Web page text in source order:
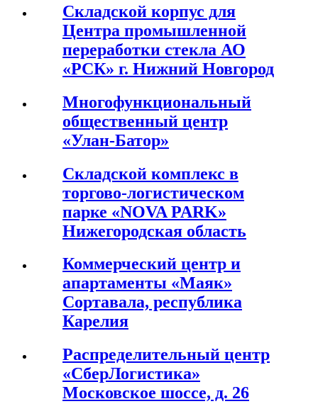
Складской корпус для
Центра промышленной
переработки стекла АО
«РСК» г. Нижний Новгород
Многофункциональный
общественный центр
«Улан-Батор»
Складской комплекс в
торгово-логистическом
парке «NOVA PARK»
Нижегородская область
Коммерческий центр и
апартаменты «Маяк»
Сортавала, республика
Карелия
Распределительный центр
«СберЛогистика»
Московское шоссе, д. 26